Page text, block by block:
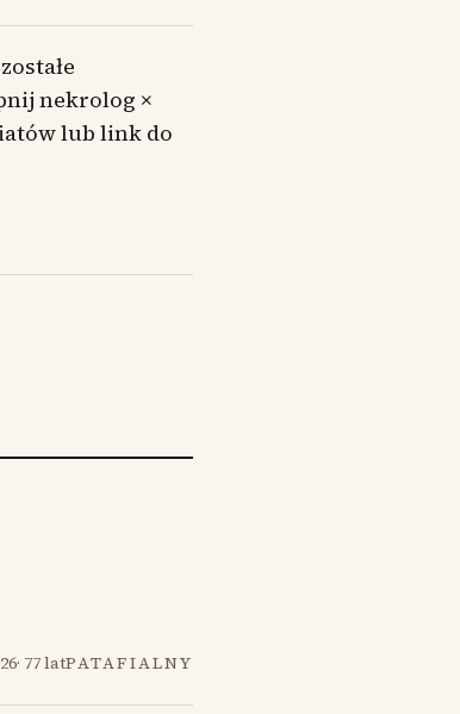
nekrolog ×
lub link do
· 77 latPATAFIALNY